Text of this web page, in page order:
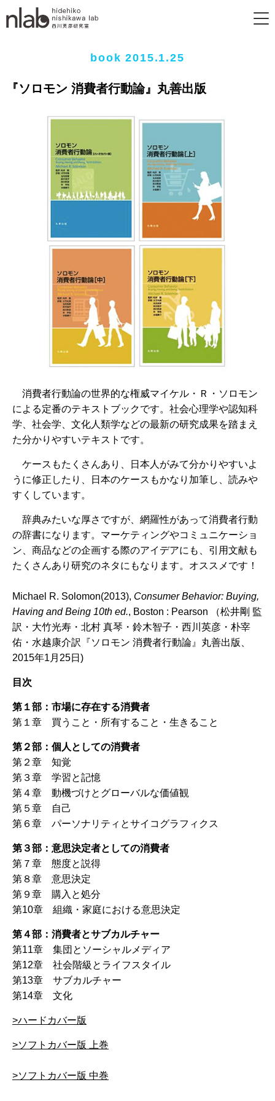
book 2015.1.25
『ソロモン 消費者行動論』丸善出版
消費者行動論の世界的な権威マイケル・Ｒ・ソロモン
による定番のテキストブックです。社会心理学や認知科
学、社会学、文化人類学などの最新の研究成果を踏まえ
た分かりやすいテキストです。
ケースもたくさんあり、日本人がみて分かりやすいよ
うに修正したり、日本のケースもかなり加筆し、読みや
すくしています。
辞典みたいな厚さですが、網羅性があって消費者行動
の辞書になります。マーケティングやコミュニケーショ
ン、商品などの企画する際のアイデアにも、引用文献も
たくさんあり研究のネタにもなります。オススメです！
Michael R. Solomon(2013), Consumer Behavior: Buying,
Having and Being 10th ed., Boston : Pearson （松井剛 監
訳・大竹光寿・北村 真琴・鈴木智子・西川英彦・朴宰
佑・水越康介訳『ソロモン 消費者行動論』丸善出版、
2015年1月25日)
目次
第１部：市場に存在する消費者
第１章 買うこと・所有すること・生きること
第２部：個人としての消費者
第２章 知覚
第３章 学習と記憶
第４章 動機づけとグローバルな価値観
第５章 自己
第６章 パーソナリティとサイコグラフィクス
第３部：意思決定者としての消費者
第７章 態度と説得
第８章 意思決定
第９章 購入と処分
第10章 組織・家庭における意思決定
第４部：消費者とサブカルチャー
第11章 集団とソーシャルメディア
第12章 社会階級とライフスタイル
第13章 サブカルチャー
第14章 文化
>ハードカバー版
>ソフトカバー版 上巻
>ソフトカバー版 中巻